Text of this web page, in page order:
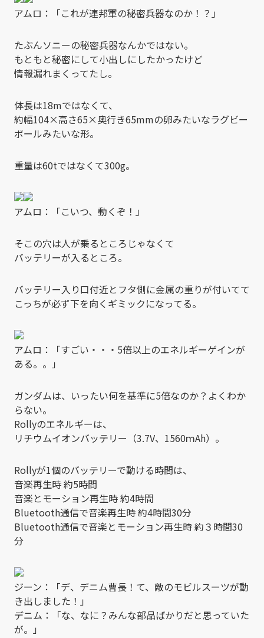
アムロ：「これが連邦軍の秘密兵器なのか！？」
たぶんソニーの秘密兵器なんかではない。
もともと秘密にして小出しにしたかったけど
情報漏れまくってたし。
体長は18mではなくて、
約幅104×高さ65×奥行き65mmの卵みたいなラグビー
ボールみたいな形。
重量は60tではなくて300g。
アムロ：「こいつ、動くぞ！」
そこの穴は人が乗るところじゃなくて
バッテリーが入るところ。
バッテリー入り口付近とフタ側に金属の重りが付いてて
こっちが必ず下を向くギミックになってる。
アムロ：「すごい・・・5倍以上のエネルギーゲインが
ある。。」
ガンダムは、いったい何を基準に5倍なのか？よくわか
らない。
Rollyのエネルギーは、
リチウムイオンバッテリー（3.7V、1560ｍAh）。
Rollyが1個のバッテリーで動ける時間は、
音楽再生時 約5時間
音楽とモーション再生時 約4時間
Bluetooth通信で音楽再生時 約4時間30分
Bluetooth通信で音楽とモーション再生時 約３時間30
分
ジーン：「デ、デニム曹長！て、敵のモビルスーツが動
き出しました！」
デニム：「な、なに？みんな部品ばかりだと思っていた
が。」